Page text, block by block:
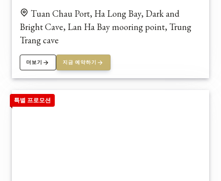
Tuan Chau Port, Ha Long Bay, Dark and
Bright Cave, Lan Ha Bay mooring point, Trung
Trang cave
더보기 지금 예약하기
특별 프로모션